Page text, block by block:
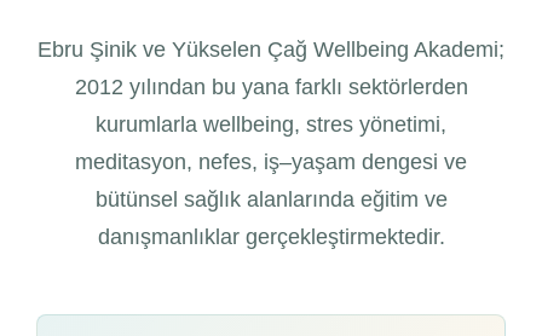
Ebru Şinik ve Yükselen Çağ Wellbeing Akademi;
2012 yılından bu yana farklı sektörlerden
kurumlarla wellbeing, stres yönetimi,
meditasyon, nefes, iş–yaşam dengesi ve
bütünsel sağlık alanlarında eğitim ve
danışmanlıklar gerçekleştirmektedir.